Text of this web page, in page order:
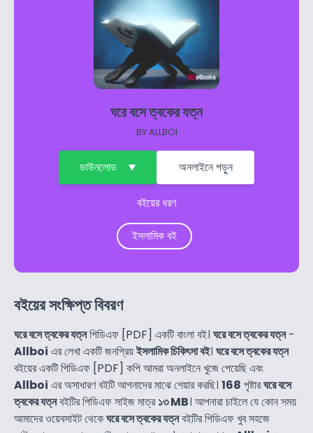
ঘরে বসে ত্বকের যত্ন
BYALLBOI
ডাউনলোড অনলাইনে পড়ুন
বইয়ের ধরণ
ইসলামিক বই
বইয়ের সংক্ষিপ্ত বিবরণ
ঘরে বসে ত্বকের যত্নপিডিএফ [PDF] একটি বাংলা বই। ঘরে বসে ত্বকের যত্ন-
Allboi এর লেখা একটি জনপ্রিয়ইসলামিক চিকিৎসা বই। ঘরে বসে ত্বকের যত্ন
বইয়ের একটি পিডিএফ [PDF] কপি আমরা অনলাইনে খুজে পেয়েছি এবং
Allboi এর অসাধারণ বইটি আপনাদের মাঝে শেয়ার করছি। 168 পৃষ্টারঘরে বসে
ত্বকের যত্নবইটির পিডিএফ সাইজ মাত্র১৩ MB। আপনারা চাইলে যে কোন সময়
আমাদের ওয়েবসাইট থেকেঘরে বসে ত্বকের যত্নবইটির পিডিএফ খুব সহজে